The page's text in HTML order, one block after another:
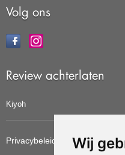
Wij
Volg ons
Review achterlaten
Kiyoh
Privacybeleid Cookiebeleid